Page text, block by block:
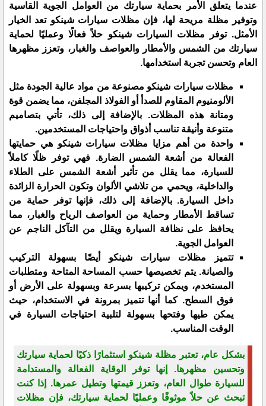
عندما يتعلق الأمر بحماية سيارتك من العوامل الجوية القاسية
وتوفير مظلة مريحة لها، فإن مظلات سيارات شينكو تعد الخيار
الأمثل. توفر مظلات السيارات شينكو حلاً فعالًا وعمليًا لحماية
سيارتك من الشمس والأمطار والعواصف والغبار، وتعزز مظهرها
العام وتحسن تجربة استخدامها.
مظلات سيارات شينكو مصنوعة من مواد عالية الجودة مثل
الألومنيوم المقاوم للصدأ أو الفولاذ المجلفن، مما يضمن قوة
ومتانة هذه المظلات. بالإضافة إلى ذلك، تأتي بتصاميم
متنوعة وأنيقة تناسب أذواق واحتياجات المستخدمين.
واحدة من أهم مزايا مظلات سيارات شينكو هي حمايتها
الفعالة من أشعة الشمس الضارة. فهي توفر ظلًا كاملاً
للسيارة، مما يقلل من تأثير أشعة الشمس على الطلاء
والداخلية، ويحمي من تلاشي الألوان وتكون الحرارة الزائدة
داخل السيارة. بالإضافة إلى ذلك، فإنها توفر حماية من
تساقط الأمطار وحماية من العواصف الرياح والغبار، مما
يحافظ على نظافة السيارة ويقلل من التآكل الناجم عن
العوامل الجوية.
تتميز مظلات سيارات شينكو أيضًا بسهولة التركيب
والصيانة. يتم تخصيصها حسب المساحة المتاحة ومتطلبات
المستخدم، ويمكن تركيبها بسرعة وبسهولة على الأرض أو
فوق السطح. كما أنها تتميز بمرونة في الاستخدام، حيث
يمكن طيها وفتحها بسهولة لتلبية احتياجات السيارة في
الوقت المناسب.
بشكل عام، تعتبر مظلة شينكو استثمارًا ذكيًا لحماية سيارتك
وتحسين مظهرها. إنها توفر الوقاية الفعالة والمستدامة
للسيارة طوال العام، وتعزز قيمتها وتطيل عمرها. إذا كنت
تبحث عن حلاً موثوقًا وعمليًا لحماية سيارتك، فإن مظلات